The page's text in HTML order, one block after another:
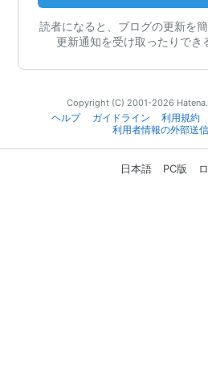
読者になると、ブログの更新を
更新通知を受け取ったりでき
Copyright (C) 2001-2026
ヘルプ
ガイドライン 利用規約
利用者情報の外部送
日本語 PC版